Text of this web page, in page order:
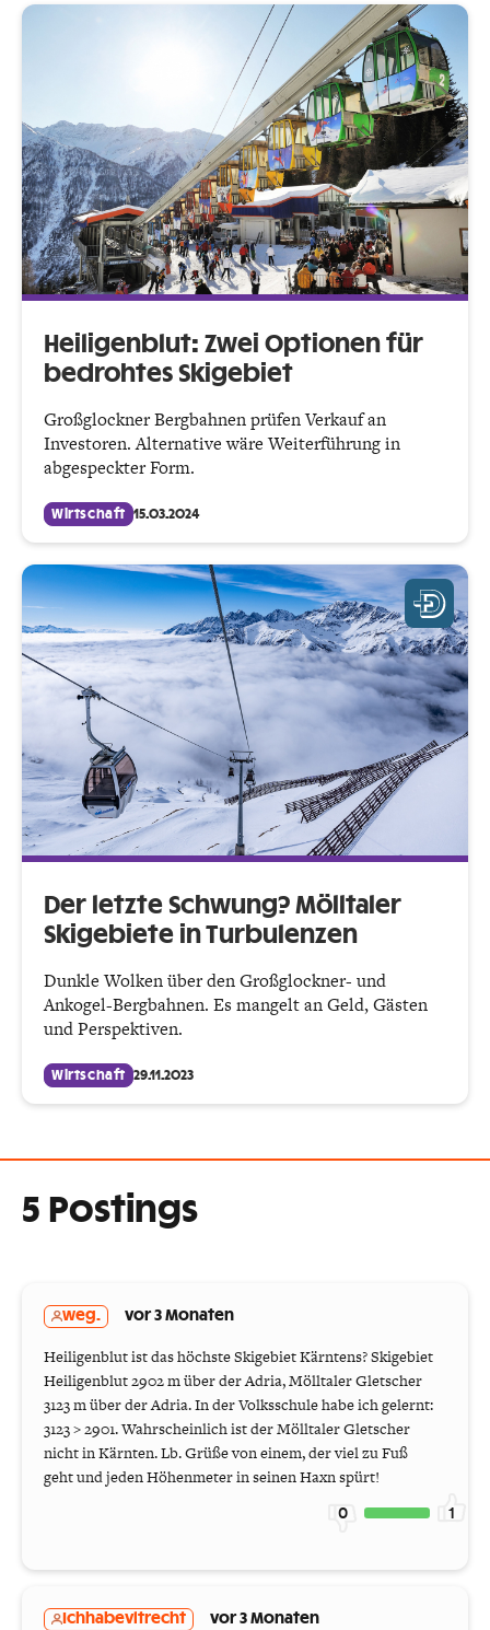
Heiligenblut: Zwei Optionen für
bedrohtes Skigebiet
Großglockner Bergbahnen prüfen Verkauf an
Investoren. Alternative wäre Weiterführung in
abgespeckter Form.
Wirtschaft 15.03.2024
Der letzte Schwung? Mölltaler
Skigebiete in Turbulenzen
Dunkle Wolken über den Großglockner- und
Ankogel-Bergbahnen. Es mangelt an Geld, Gästen
und Perspektiven.
Wirtschaft 29.11.2023
5 Postings
weg. vor 3 Monaten
Heiligenblut ist das höchste Skigebiet Kärntens? Skigebiet
Heiligenblut 2902 m über der Adria, Mölltaler Gletscher
3123 m über der Adria. In der Volksschule habe ich gelernt:
3123 > 2901. Wahrscheinlich ist der Mölltaler Gletscher
nicht in Kärnten. Lb. Grüße von einem, der viel zu Fuß
geht und jeden Höhenmeter in seinen Haxn spürt!
0 1
Ichhabevltrecht vor 3 Monaten